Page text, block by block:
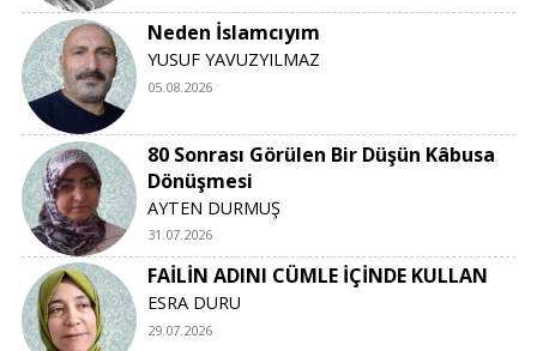
Neden İslamcıyım
YUSUF YAVUZYILMAZ
05.08.2026
80 Sonrası Görülen Bir Düşün Kâbusa
Dönüşmesi
AYTEN DURMUŞ
31.07.2026
FAİLİN ADINI CÜMLE İÇİNDE KULLAN
ESRA DURU
29.07.2026